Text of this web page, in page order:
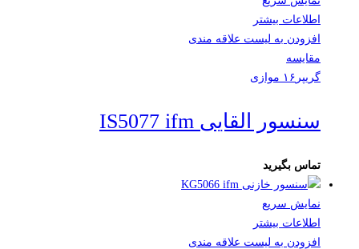
اطلاعات بیشتر
افزودن به لیست علاقه مندی
مقایسه
گریپر۱۶ موازی
سنسور القایی IS5077 ifm
تماس بگیرید
نمایش سریع
اطلاعات بیشتر
افزودن به لیست علاقه مندی